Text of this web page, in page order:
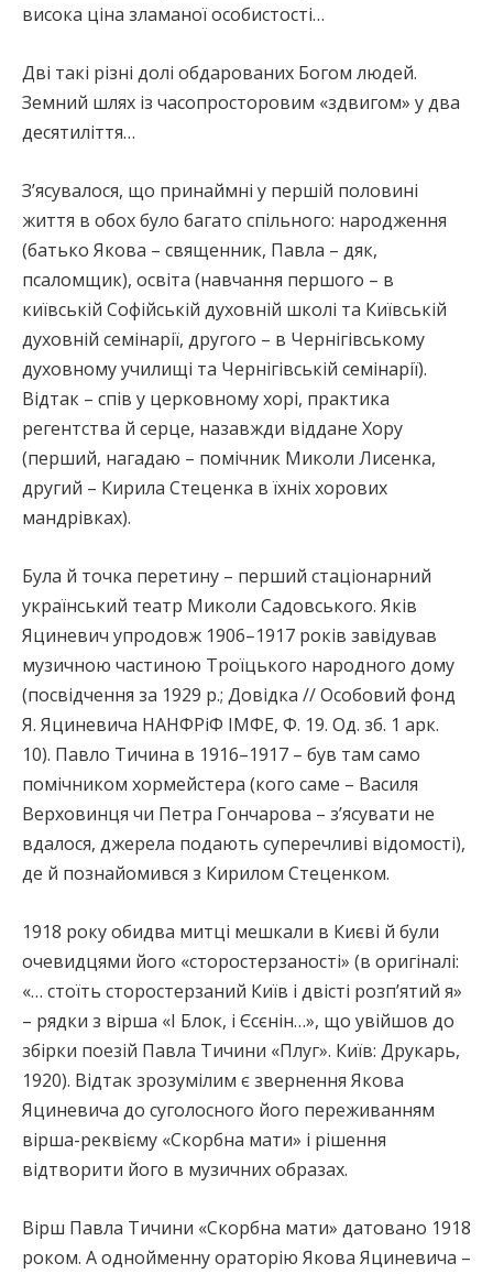
висока ціна зламаної особистості…
Дві такі різні долі обдарованих Богом людей.
Земний шлях із часопросторовим «здвигом» у два
десятиліття…
З’ясувалося, що принаймні у першій половині
життя в обох було багато спільного: народження
(батько Якова – священник, Павла – дяк,
псаломщик), освіта (навчання першого – в
київській Софійській духовній школі та Київській
духовній семінарії, другого – в Чернігівському
духовному училищі та Чернігівській семінарії).
Відтак – спів у церковному хорі, практика
регентства й серце, назавжди віддане Хору
(перший, нагадаю – помічник Миколи Лисенка,
другий – Кирила Стеценка в їхніх хорових
мандрівках).
Була й точка перетину – перший стаціонарний
український театр Миколи Садовського. Яків
Яциневич упродовж 1906–1917 років завідував
музичною частиною Троїцького народного дому
(посвідчення за 1929 р.; Довідка // Особовий фонд
Я. Яциневича НАНФРіФ ІМФЕ, Ф. 19. Од. зб. 1 арк.
10). Павло Тичина в 1916–1917 – був там само
помічником хормейстера (кого саме – Василя
Верховинця чи Петра Гончарова – з’ясувати не
вдалося, джерела подають суперечливі відомості),
де й познайомився з Кирилом Стеценком.
1918 року обидва митці мешкали в Києві й були
очевидцями його «сторостерзаності» (в оригіналі:
«… стоїть сторостерзаний Київ і двісті розп’ятий я»
– рядки з вірша «І Блок, і Єсєнін…», що увійшов до
збірки поезій Павла Тичини «Плуг». Київ: Друкарь,
1920). Відтак зрозумілим є звернення Якова
Яциневича до суголосного його переживанням
вірша-реквієму «Скорбна мати» і рішення
відтворити його в музичних образах.
Вірш Павла Тичини «Скорбна мати» датовано 1918
роком. А однойменну ораторію Якова Яциневича –